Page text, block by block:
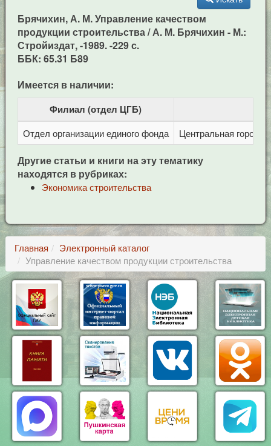
Брячихин, А. М. Управление качеством
продукции строительства / А. М. Брячихин - М.:
Стройиздат, -1989. -229 с.
ББК: 65.31 Б89
Имеется в наличии:
Филиал (отдел ЦГБ)
Отдел организации единого фонда Центральная
Другие статьи и книги на эту тематику
находятся в рубриках:
Экономика строительства
Главная
Электронный каталог
Управление качеством продукции строительства